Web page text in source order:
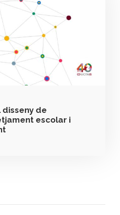
disseny de
escolar i